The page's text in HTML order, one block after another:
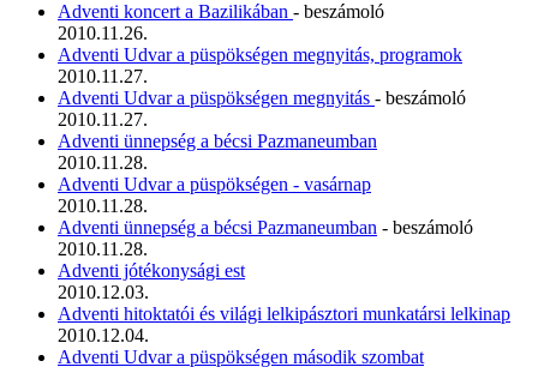
Adventi koncert a Bazilikában - beszámoló
2010.11.26.
Adventi Udvar a püspökségen megnyitás, programok
2010.11.27.
Adventi Udvar a püspökségen megnyitás - beszámoló
2010.11.27.
Adventi ünnepség a bécsi Pazmaneumban
2010.11.28.
Adventi Udvar a püspökségen - vasárnap
2010.11.28.
Adventi ünnepség a bécsi Pazmaneumban - beszámoló
2010.11.28.
Adventi jótékonysági est
2010.12.03.
Adventi hitoktatói és világi lelkipásztori munkatársi lelkinap
2010.12.04.
Adventi Udvar a püspökségen második szombat